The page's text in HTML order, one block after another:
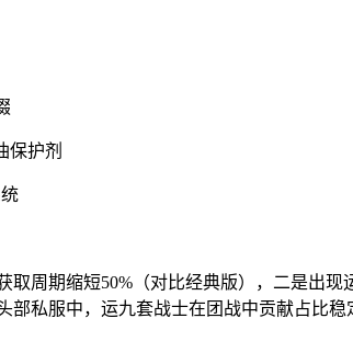
保护剂
取周期缩短50%（对比经典版），二是出
私服中，运九套战士在团战中贡献占比稳